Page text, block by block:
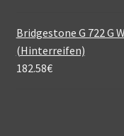
Bridgestone G 722 G
(Hinterreifen)
182.58€